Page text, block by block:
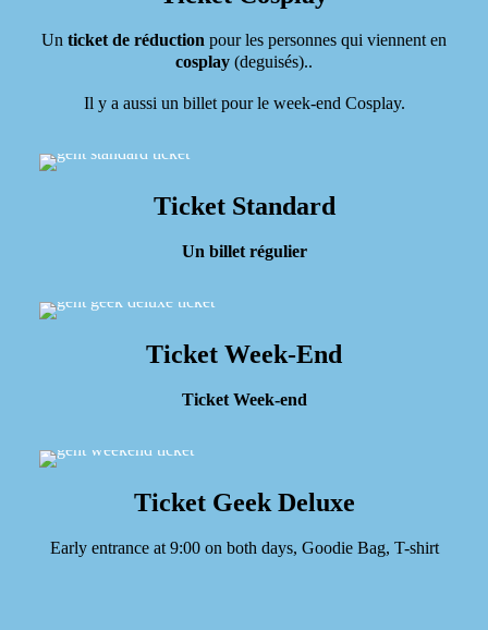
Un ticket de réduction pour les personnes qui viennent en
cosplay (deguisés)..
Il y a aussi un billet pour le week-end Cosplay.
Ticket Standard
Un billet régulier
Ticket Week-End
Ticket Week-end
Ticket Geek Deluxe
Early entrance at 9:00 on both days, Goodie Bag, T-shirt